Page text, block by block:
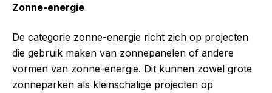
Zonne-energie
De categorie zonne-energie richt zich op projecten
die gebruik maken van zonnepanelen of andere
vormen van zonne-energie. Dit kunnen zowel grote
zonneparken als kleinschalige projecten op